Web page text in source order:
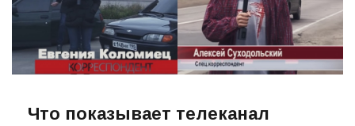
Что показывает телеканал